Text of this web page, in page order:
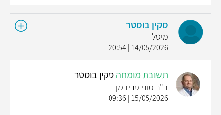
סקין בוסטר
מיטל
14/05/2026 | 20:54
תשובת מומחהסקין בוסטר
ד"ר מוני פרידמן
15/05/2026 | 09:36